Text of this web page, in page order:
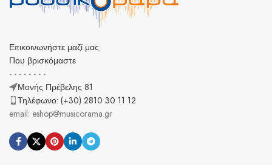
Επικοινωνήστε μαζί μας
Που βρισκόμαστε
- - - - - - - -
Μονής Πρέβελης 81
Τηλέφωνο: (+30) 2810 30 11 12
email: eshop@musicorama.gr